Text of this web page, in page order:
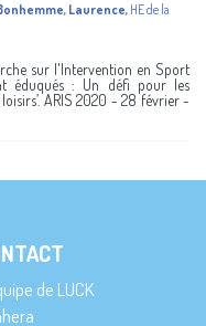
Laurence, HE de la
sur l'Intervention en Sport
éduqués : Un défi pour les
ARIS 2020 - 28 février -
de LUCK